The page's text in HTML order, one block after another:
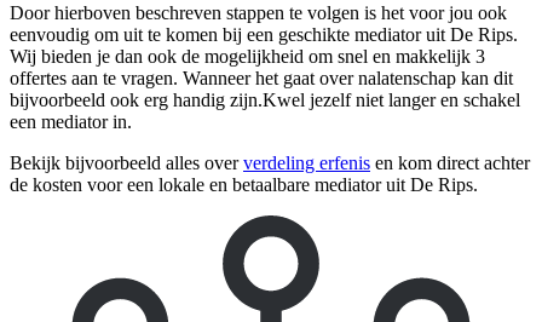
Door hierboven beschreven stappen te volgen is het voor jou ook
eenvoudig om uit te komen bij een geschikte mediator uit De Rips.
Wij bieden je dan ook de mogelijkheid om snel en makkelijk 3
offertes aan te vragen. Wanneer het gaat over nalatenschap kan dit
bijvoorbeeld ook erg handig zijn.Kwel jezelf niet langer en schakel
een mediator in.
Bekijk bijvoorbeeld alles oververdeling erfenis en kom direct achter
de kosten voor een lokale en betaalbare mediator uit De Rips.